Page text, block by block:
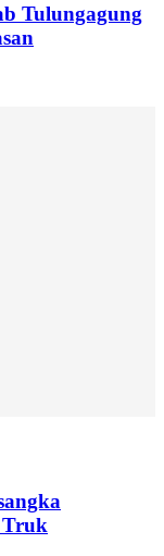
Tulungagung
Truk